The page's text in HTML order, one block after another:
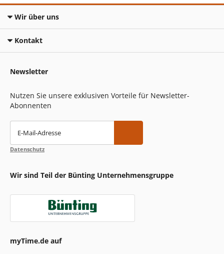
Wir über uns
Kontakt
Newsletter
Nutzen Sie unsere exklusiven Vorteile für Newsletter-
Abonnenten
E-Mail-Adresse
Datenschutz
Wir sind Teil der Bünting Unternehmensgruppe
myTime.de auf